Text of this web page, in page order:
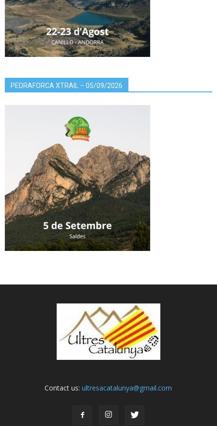
PEDRAFORCA XTRAIL – 05/09/2026
Contact us:ultresacatalunya@gmail.com